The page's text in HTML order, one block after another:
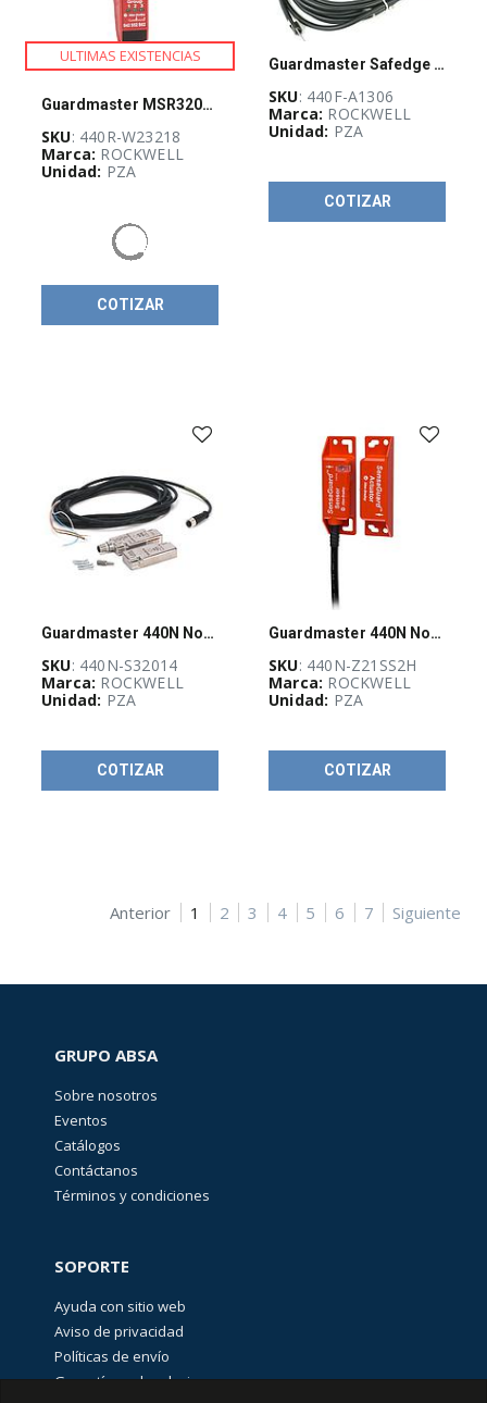
ULTIMAS EXISTENCIAS
Guardmaster MSR320P Safety Relay
SKU: 440R-W23218
Marca: ROCKWELL
Unidad: PZA
COTIZAR
Guardmaster Safedge Edge Connector Cable
SKU: 440F-A1306
Marca: ROCKWELL
Unidad: PZA
COTIZAR
Guardmaster 440N Non Contact Switch
SKU: 440N-S32014
Marca: ROCKWELL
Unidad: PZA
COTIZAR
Guardmaster 440N Non Contact Switch
SKU: 440N-Z21SS2H
Marca: ROCKWELL
Unidad: PZA
COTIZAR
Anterior 1 2 3 4 5 6 7 Siguiente
GRUPO ABSA
Sobre nosotros
Eventos
Catálogos
Contáctanos
Términos y condiciones
SOPORTE
Ayuda con sitio web
Aviso de privacidad
Políticas de envío
Garantías y devoluciones